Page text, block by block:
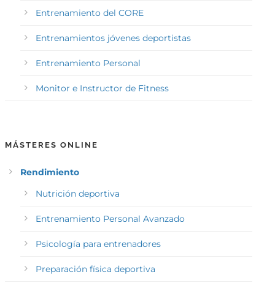
Entrenamiento del CORE
Entrenamientos jóvenes deportistas
Entrenamiento Personal
Monitor e Instructor de Fitness
MÁSTERES ONLINE
Rendimiento
Nutrición deportiva
Entrenamiento Personal Avanzado
Psicología para entrenadores
Preparación física deportiva